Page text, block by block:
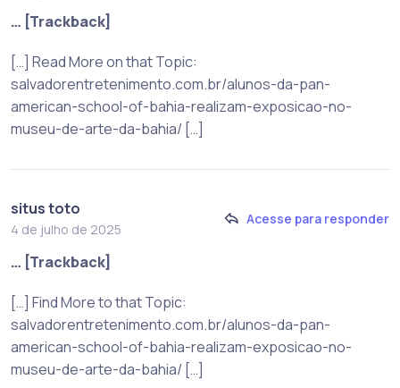
… [Trackback]
[…] Read More on that Topic:
salvadorentretenimento.com.br/alunos-da-pan-
american-school-of-bahia-realizam-exposicao-no-
museu-de-arte-da-bahia/ […]
situs toto
4 de julho de 2025
Acesse para responder
… [Trackback]
[…] Find More to that Topic:
salvadorentretenimento.com.br/alunos-da-pan-
american-school-of-bahia-realizam-exposicao-no-
museu-de-arte-da-bahia/ […]